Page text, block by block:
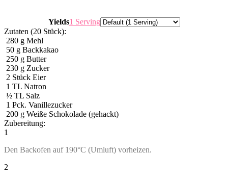
Yields1 ServingServings
Zutaten (20 Stück):
280 g Mehl
50 g Backkakao
250 g Butter
230 g Zucker
2 Stück Eier
1 TL Natron
½ TL Salz
1 Pck. Vanillezucker
200 g Weiße Schokolade (gehackt)
Zubereitung:
1
Den Backofen auf 190°C (Umluft) vorheizen.
2